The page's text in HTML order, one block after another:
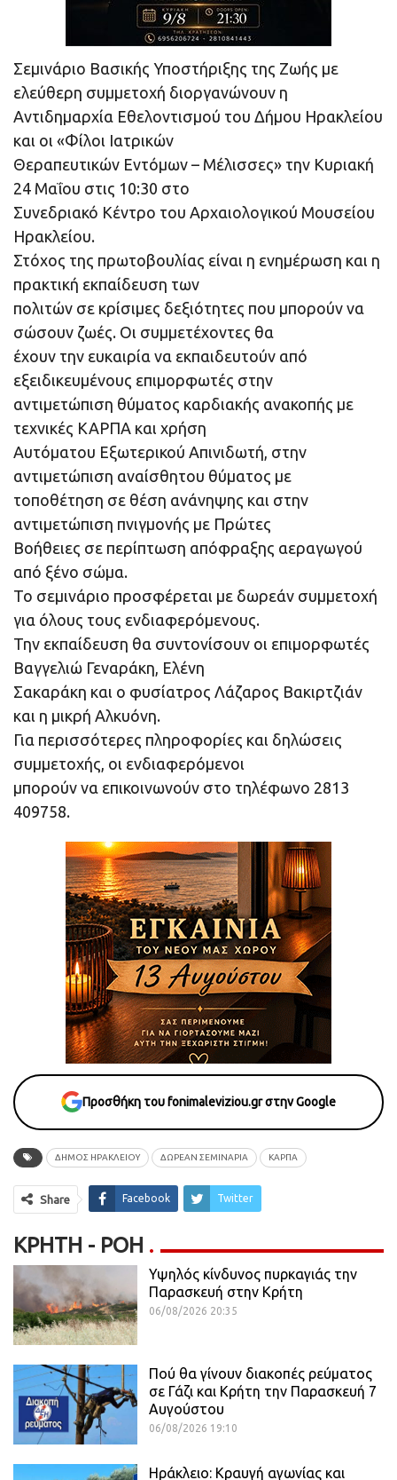
Σεμινάριο Βασικής Υποστήριξης της Ζωής με
ελεύθερη συμμετοχή διοργανώνουν η
Αντιδημαρχία Εθελοντισμού του Δήμου Ηρακλείου
και οι «Φίλοι Ιατρικών
Θεραπευτικών Εντόμων – Μέλισσες» την Κυριακή
24 Μαΐου στις 10:30 στο
Συνεδριακό Κέντρο του Αρχαιολογικού Μουσείου
Ηρακλείου.
Στόχος της πρωτοβουλίας είναι η ενημέρωση και η
πρακτική εκπαίδευση των
πολιτών σε κρίσιμες δεξιότητες που μπορούν να
σώσουν ζωές. Οι συμμετέχοντες θα
έχουν την ευκαιρία να εκπαιδευτούν από
εξειδικευμένους επιμορφωτές στην
αντιμετώπιση θύματος καρδιακής ανακοπής με
τεχνικές ΚΑΡΠΑ και χρήση
Αυτόματου Εξωτερικού Απινιδωτή, στην
αντιμετώπιση αναίσθητου θύματος με
τοποθέτηση σε θέση ανάνηψης και στην
αντιμετώπιση πνιγμονής με Πρώτες
Βοήθειες σε περίπτωση απόφραξης αεραγωγού
από ξένο σώμα.
Το σεμινάριο προσφέρεται με δωρεάν συμμετοχή
για όλους τους ενδιαφερόμενους.
Την εκπαίδευση θα συντονίσουν οι επιμορφωτές
Βαγγελιώ Γεναράκη, Ελένη
Σακαράκη και ο φυσίατρος Λάζαρος Βακιρτζιάν
και η μικρή Αλκυόνη.
Για περισσότερες πληροφορίες και δηλώσεις
συμμετοχής, οι ενδιαφερόμενοι
μπορούν να επικοινωνούν στο τηλέφωνο 2813
409758.
Προσθήκη του fonimaleviziou.gr στην Google
ΔΗΜΟΣ ΗΡΑΚΛΕΙΟΥ ΔΩΡΕΑΝ ΣΕΜΙΝΑΡΙΑ ΚΑΡΠΑ
Share Facebook Twitter
ΚΡΉΤΗ - ΡΟΗ
Υψηλός κίνδυνος πυρκαγιάς την
Παρασκευή στην Κρήτη
06/08/2026 20:35
Πού θα γίνουν διακοπές ρεύματος
σε Γάζι και Κρήτη την Παρασκευή 7
Αυγούστου
06/08/2026 19:10
Ηράκλειο: Κραυγή αγωνίας και